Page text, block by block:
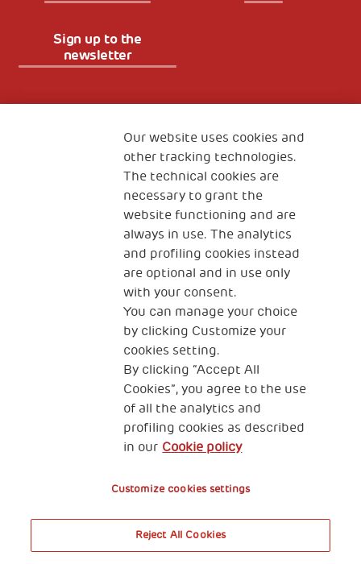
Sign up to the
newsletter
The Human Safety Net
CONTACT US
2, Piazza Duca degli Abruzzi 34132
Trieste Italy
Fiscal code (Italy) 90017740326
VAT code 01372940328
Privacy & GDPR Cookies’ policy
Our website uses cookies and
other tracking technologies.
The technical cookies are
necessary to grant the
website functioning and are
always in use. The analytics
and profiling cookies instead
are optional and in use only
with your consent.
You can manage your choice
by clicking Customize your
cookies setting.
By clicking “Accept All
Cookies”, you agree to the use
of all the analytics and
profiling cookies as described
in our Cookie policy
Customize cookies settings
Reject All Cookies